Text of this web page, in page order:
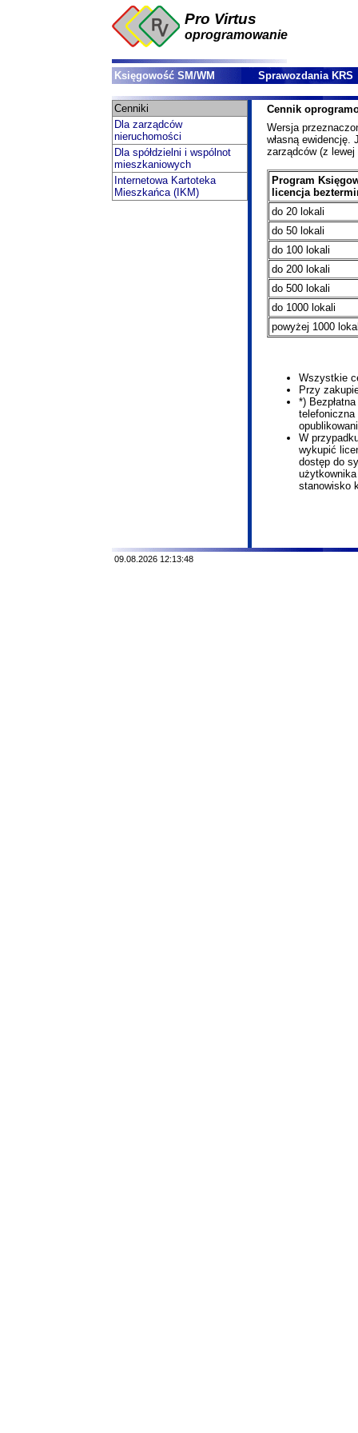
Pro Virtus
oprogramowanie
Księgowość SM/WM Sprawozdania KRS
Cenniki
Dla zarządców
nieruchomości
Dla spółdzielni i wspólnot
mieszkaniowych
Internetowa Kartoteka
Mieszkańca (IKM)
Cennik
Wersja
własną
zarządców (z
Program
licencja
do 20 lokali
do 50 lokali
do 100 lokali
do 200 lokali
do 500 lokali
do 1000 lokali
powyżej 1000
Wszystkie
Przy
*)
W
wykupić
dostęp do
stanowisko
09.08.2026 12:13:48